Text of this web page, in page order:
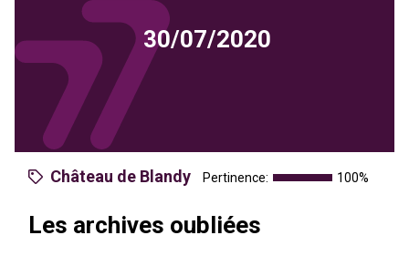
Les archives oubliées
Château de Blandy Pertinence: 100%
30/07/2020